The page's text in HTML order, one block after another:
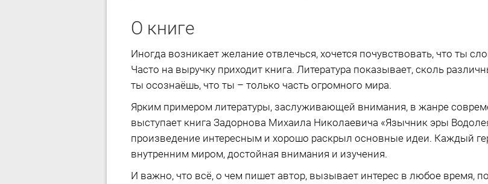
О книге
Иногда возникает желание отвлечься, хочется почувствовать, что ты
Часто на выручку приходит книга. Литература показывает, сколь
ты осознаёшь, что ты – только часть огромного мира.
Ярким примером литературы, заслуживающей внимания, в жанре
выступает книга Задорнова Михаила Николаевича «Язычник эры
произведение интересным и хорошо раскрыл основные идеи. Каждый
внутренним миром, достойная внимания и изучения.
И важно, что всё, о чем пишет автор, вызывает интерес в любое время,